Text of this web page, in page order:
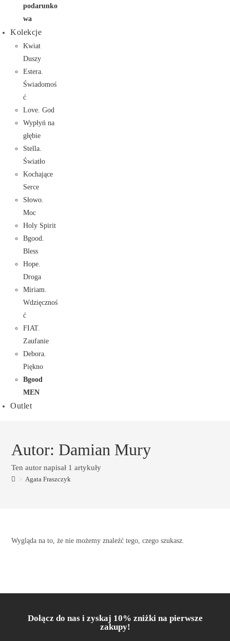
podarunko
wa
Kolekcje
Kwiat
Duszy
Estera.
Świadomoś
ć
Love. God
Wypłyń na
głębie
Stella.
Światło
Kochające
Serce
Słowo.
Moc
Holy Spirit
Bgood.
Bless
Hope.
Droga
Miriam.
Wdzięcznoś
ć
FIAT.
Zaufanie
Debora.
Piękno
Bgood
MEN
Outlet
Autor: Damian Mury
Ten autor napisał 1 artykuły
> Agata Fraszczyk
Wygląda na to, że nie możemy znaleźć tego, czego szukasz.
Dołącz do nas i zyskaj 10% zniżki na pierwsze
zakupy!